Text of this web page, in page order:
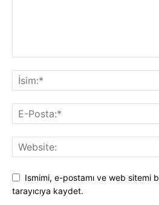
Ismimi, e-postamı ve web sitemi
tarayıcıya kaydet.